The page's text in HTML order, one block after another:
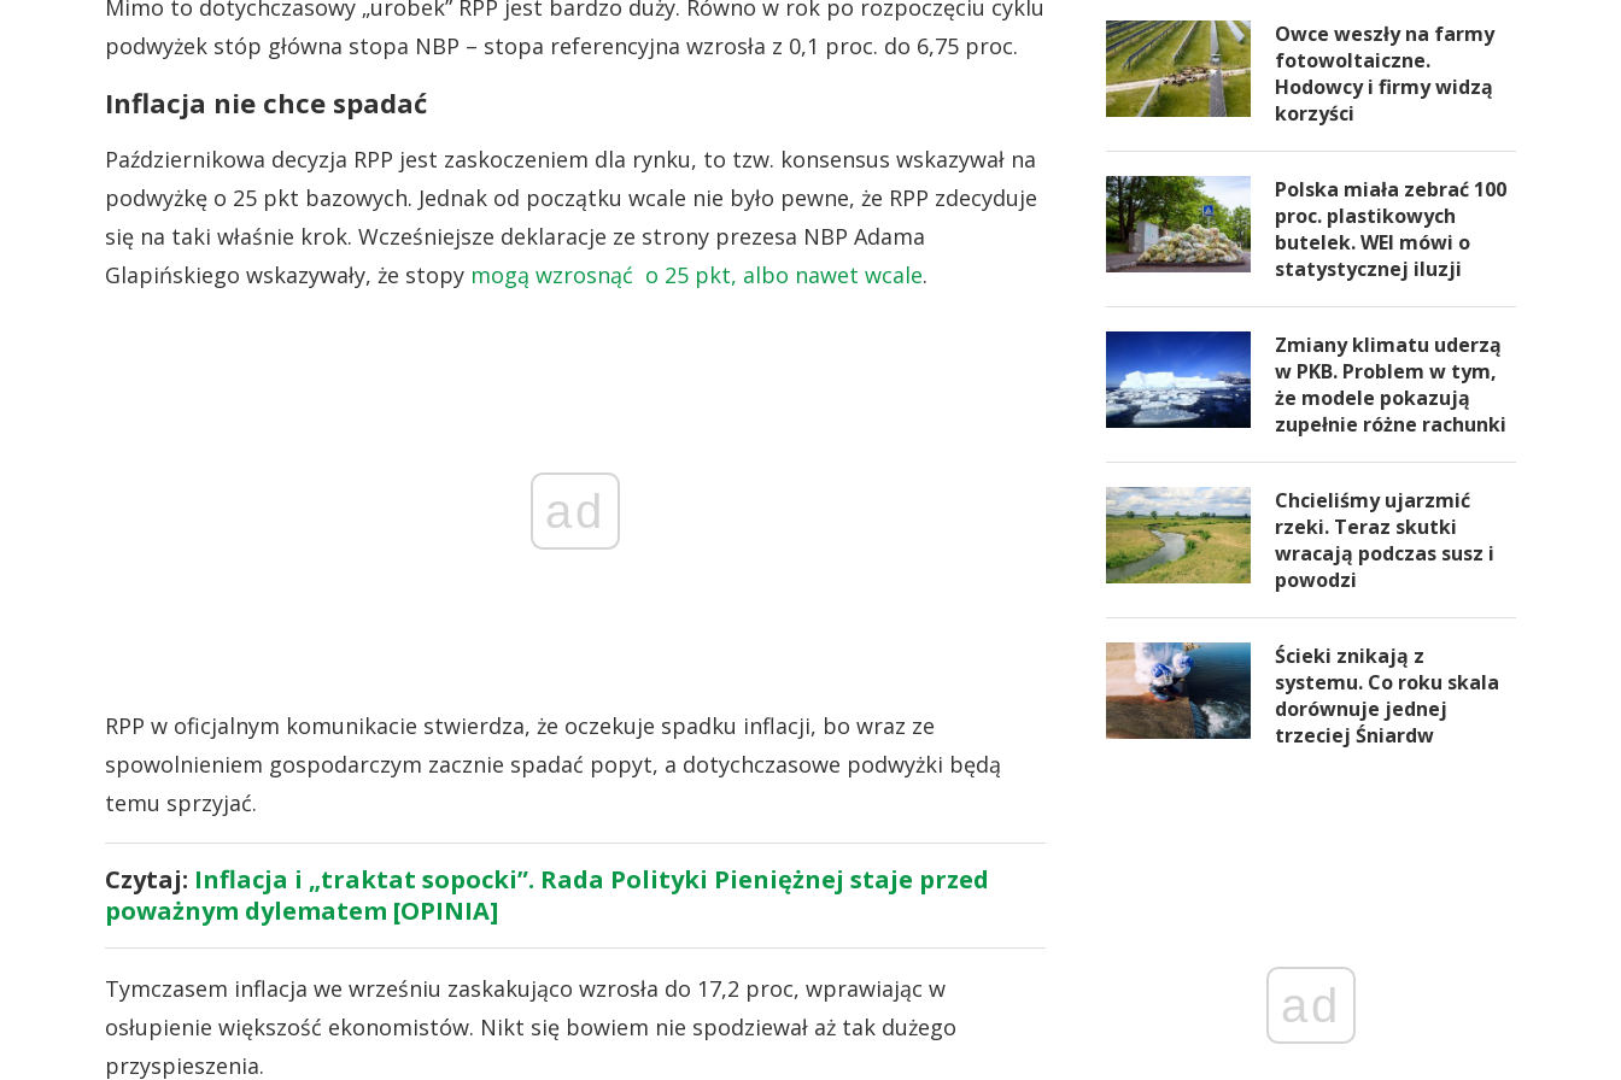
Mimo to dotychczasowy „urobek” RPP jest bardzo duży. Równo w rok po rozpoczęciu cyklu
podwyżek stóp główna stopa NBP – stopa referencyjna wzrosła z 0,1 proc. do 6,75 proc.
Inflacja nie chce spadać
Październikowa decyzja RPP jest zaskoczeniem dla rynku, to tzw. konsensus wskazywał na
podwyżkę o 25 pkt bazowych. Jednak od początku wcale nie było pewne, że RPP zdecyduje
się na taki właśnie krok. Wcześniejsze deklaracje ze strony prezesa NBP Adama
Glapińskiego wskazywały, że stopy mogą wzrosnąć o 25 pkt, albo nawet wcale.
ad
RPP w oficjalnym komunikacie stwierdza, że oczekuje spadku inflacji, bo wraz ze
spowolnieniem gospodarczym zacznie spadać popyt, a dotychczasowe podwyżki będą
temu sprzyjać.
Czytaj: Inflacja i „traktat sopocki”. Rada Polityki Pieniężnej staje przed
poważnym dylematem [OPINIA]
Tymczasem inflacja we wrześniu zaskakująco wzrosła do 17,2 proc, wprawiając w
osłupienie większość ekonomistów. Nikt się bowiem nie spodziewał aż tak dużego
przyspieszenia.
Owce weszły na farmy
fotowoltaiczne.
Hodowcy i firmy widzą
korzyści
Polska miała zebrać 100
proc. plastikowych
butelek. WEI mówi o
statystycznej iluzji
Zmiany klimatu uderzą
w PKB. Problem w tym,
że modele pokazują
zupełnie różne rachunki
Chcieliśmy ujarzmić
rzeki. Teraz skutki
wracają podczas susz i
powodzi
Ścieki znikają z
systemu. Co roku skala
dorównuje jednej
trzeciej Śniardw
ad